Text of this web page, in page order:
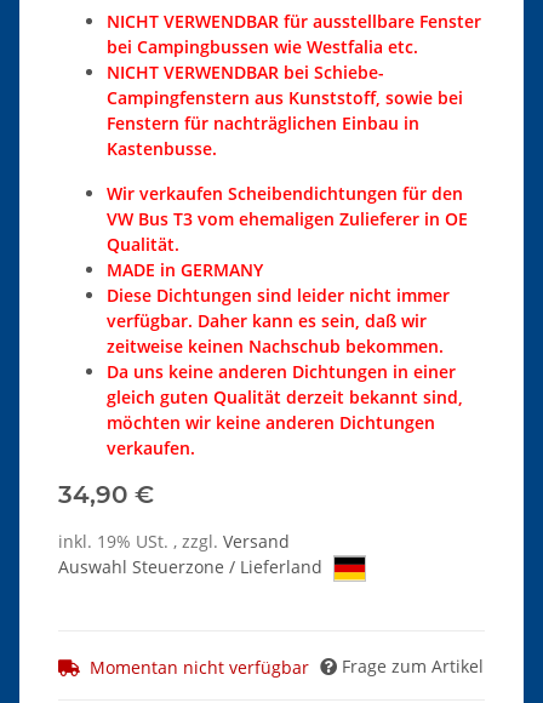
NICHT VERWENDBAR für ausstellbare Fenster
bei Campingbussen wie Westfalia etc.
NICHT VERWENDBAR bei Schiebe-
Campingfenstern aus Kunststoff, sowie bei
Fenstern für nachträglichen Einbau in
Kastenbusse.
Wir verkaufen Scheibendichtungen für den
VW Bus T3 vom ehemaligen Zulieferer in OE
Qualität.
MADE in GERMANY
Diese Dichtungen sind leider nicht immer
verfügbar. Daher kann es sein, daß wir
zeitweise keinen Nachschub bekommen.
Da uns keine anderen Dichtungen in einer
gleich guten Qualität derzeit bekannt sind,
möchten wir keine anderen Dichtungen
verkaufen.
34,90 €
inkl. 19% USt. , zzgl. Versand
Auswahl Steuerzone / Lieferland
Momentan nicht verfügbar Frage zum Artikel